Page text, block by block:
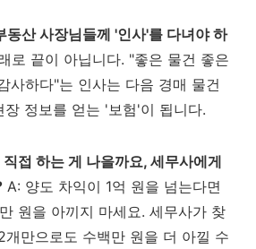
산 사장님들께 '인사'를 다녀야 하
로 끝이 아닙니다. "좋은 물건 좋은
사하다"는 인사는 다음 경매 물건
장 정보를 얻는 '보험'이 됩니다.
접 하는 게 나을까요, 세무사에게
A: 양도 차익이 1억 원을 넘는다면
원을 아끼지 마세요. 세무사가 찾
개만으로도 수백만 원을 더 아낄 수